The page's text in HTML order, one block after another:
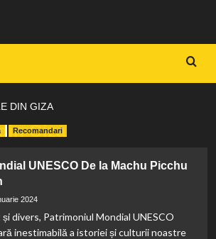
DIN GIZA
Giza
Recomandari
UNESCO De la Machu Picchu
2024
divers, Patrimoniul Mondial UNESCO
inestimabilă a istoriei și culturii noastre